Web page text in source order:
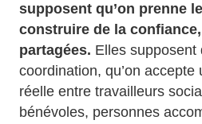
supposent qu’on prenne
construire de la
partagées. Elles supposent
coordination, qu’on accepte
réelle entre travailleurs
bénévoles, personnes